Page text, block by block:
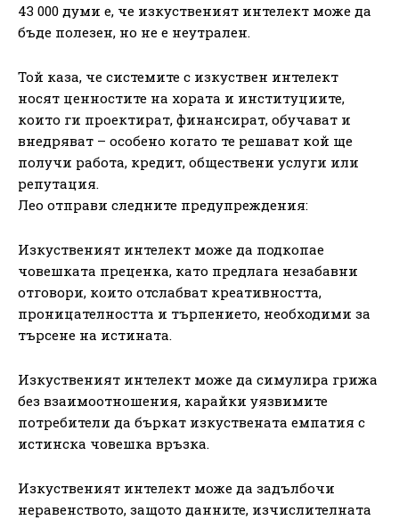
43 000 думи е, че изкуственият интелект може да
бъде полезен, но не е неутрален.
Той каза, че системите с изкуствен интелект
носят ценностите на хората и институциите,
които ги проектират, финансират, обучават и
внедряват – особено когато те решават кой ще
получи работа, кредит, обществени услуги или
репутация.
Лео отправи следните предупреждения:
Изкуственият интелект може да подкопае
човешката преценка, като предлага незабавни
отговори, които отслабват креативността,
проницателността и търпението, необходими за
търсене на истината.
Изкуственият интелект може да симулира грижа
без взаимоотношения, карайки уязвимите
потребители да бъркат изкуствената емпатия с
истинска човешка връзка.
Изкуственият интелект може да задълбочи
неравенството, защото данните, изчислителната